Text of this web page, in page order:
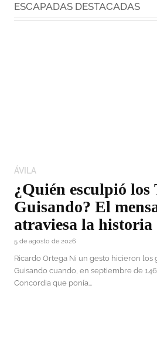
ESCAPADAS DESTACADAS
ÁVILA
¿Quién esculpió los
Guisando? El
atraviesa la historia
5 de agosto de 2026
Ricardo Ortega Ni un gesto hicieron los graníticos Toros de
Guisando cuando, en septiembre de
Concordia que ponía...